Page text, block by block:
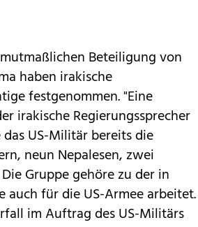
Beteiligung von
haben irakische
festgenommen. "Eine
irakische Regierungssprecher
US-Militär bereits die
neun Nepalesen, zwei
Gruppe gehöre zu der in
auch für die US-Armee arbeitet.
im Auftrag des US-Militärs